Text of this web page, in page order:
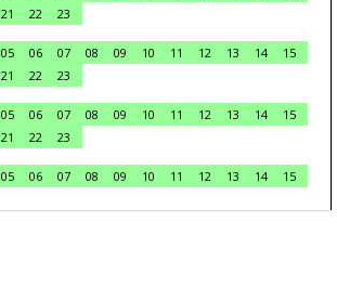
21 22
23
05 06 07 08 09 10 11 12 13 14
15
21 22
23
05 06 07 08 09 10 11 12 13 14
15
21 22
23
05 06 07 08 09 10 11 12 13 14
15